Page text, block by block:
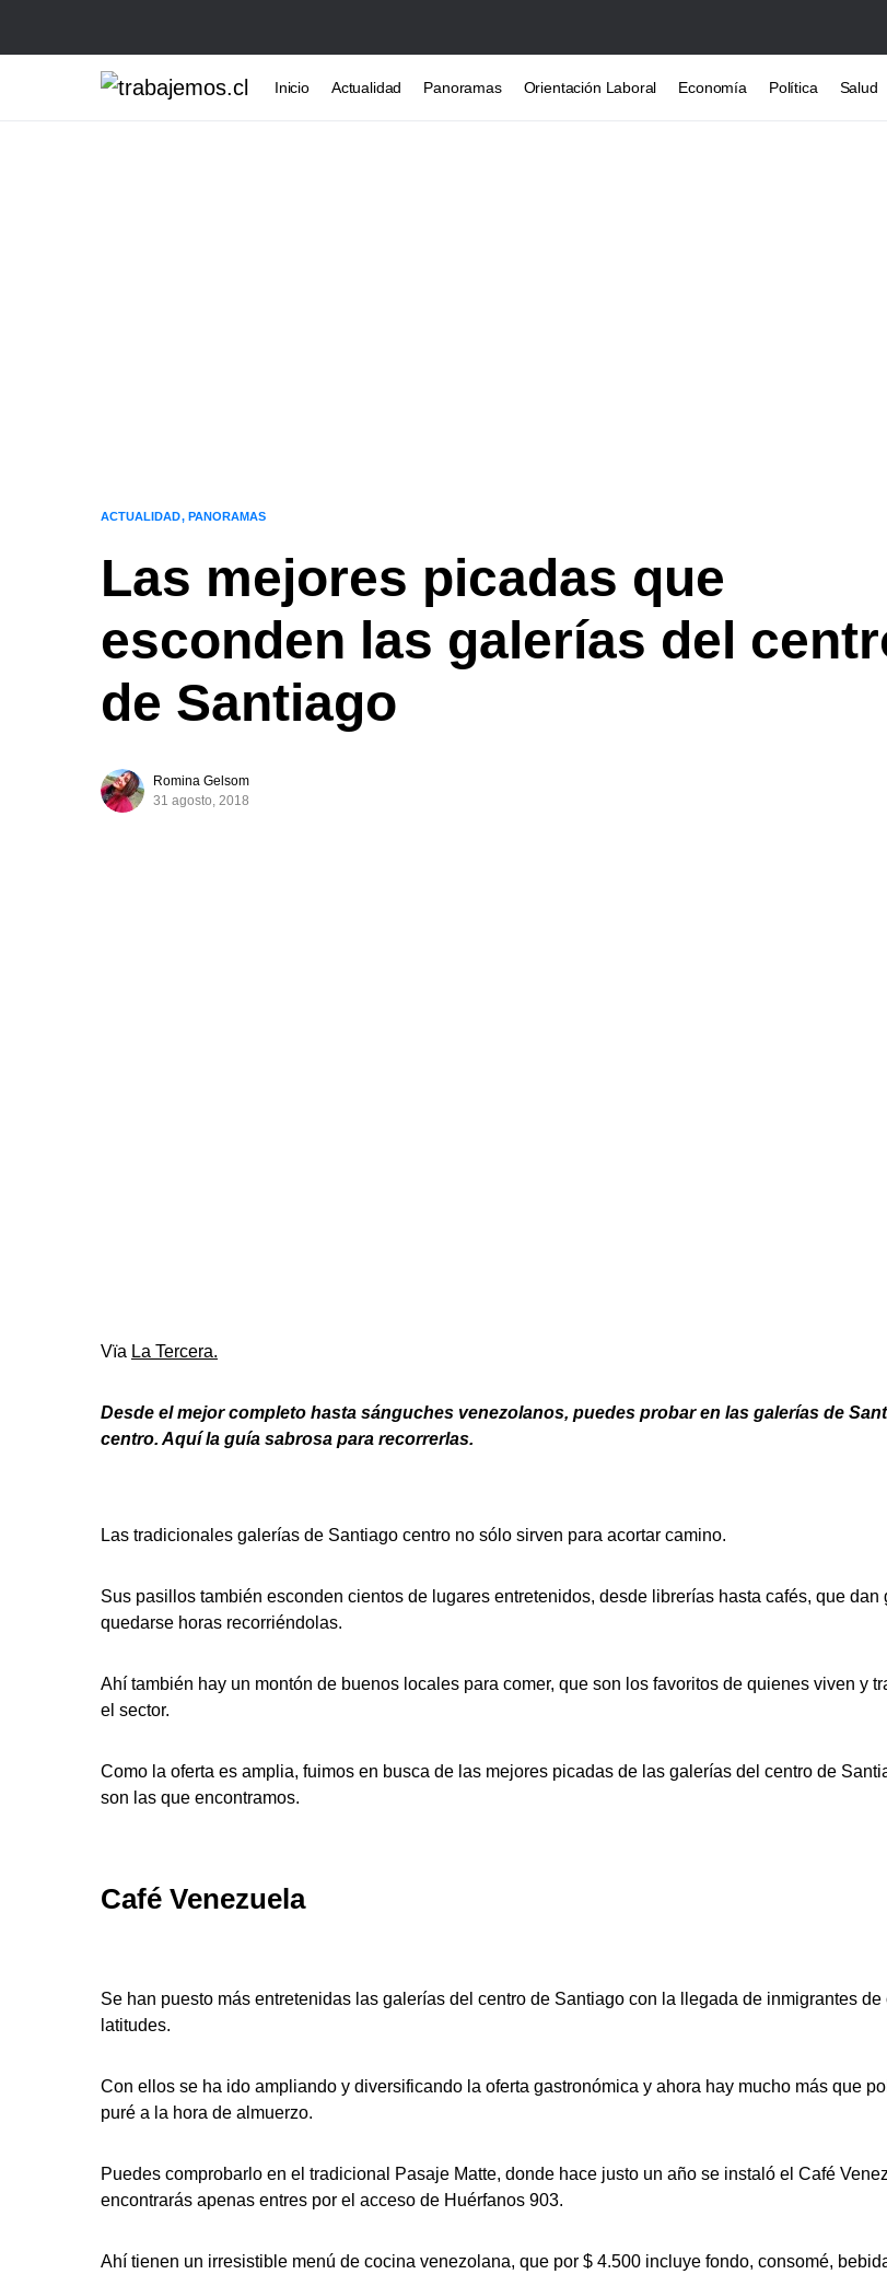
Inicio Actualidad Panoramas Orientación Laboral Economía Política Salud
ACTUALIDAD PANORAMAS
Las mejores picadas que
esconden las galerías del
de Santiago
Romina Gelsom
31 agosto, 2018
Vïa La Tercera.
Desde el mejor completo hasta sánguches venezolanos, puedes probar en las galerías de
centro. Aquí la guía sabrosa para recorrerlas.
Las tradicionales galerías de Santiago centro no sólo sirven para acortar camino.
Sus pasillos también esconden cientos de lugares entretenidos, desde librerías hasta cafés, que dan
quedarse horas recorriéndolas.
Ahí también hay un montón de buenos locales para comer, que son los favoritos de quienes viven y
el sector.
Como la oferta es amplia, fuimos en busca de las mejores picadas de las galerías del centro de
son las que encontramos.
Café Venezuela
Se han puesto más entretenidas las galerías del centro de Santiago con la llegada de inmigrantes de
latitudes.
Con ellos se ha ido ampliando y diversificando la oferta gastronómica y ahora hay mucho más que
puré a la hora de almuerzo.
Puedes comprobarlo en el tradicional Pasaje Matte, donde hace justo un año se instaló el Café
encontrarás apenas entres por el acceso de Huérfanos 903.
Ahí tienen un irresistible menú de cocina venezolana, que por $ 4.500 incluye fondo, consomé,